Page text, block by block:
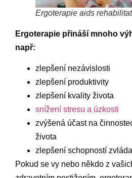
Ergoterapie aids
Ergoterapie přináší mnoho
např:
zlepšení nezávislosti
zlepšení produktivity
zlepšení kvality života
snížení stresu a úzkosti
zvýšená účast na
života
zlepšení schopností
Pokud se vy nebo někdo z